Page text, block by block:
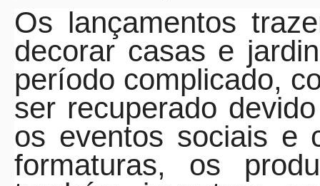
Os lançamentos
decorar casas e
período complicado,
ser recuperado
os eventos sociais e
formaturas, os